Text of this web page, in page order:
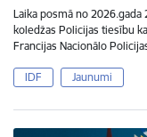
Laika posmā no
koledžas Policijas tiesību
Francijas Nacionālo
IDF Jaunumi